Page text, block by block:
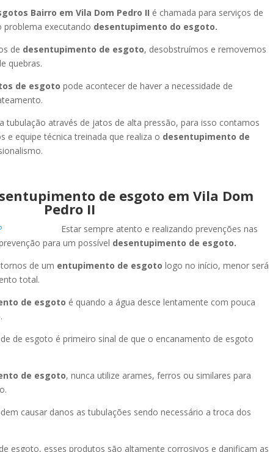
Bairro em Vila Dom Pedro II é chamada para serviços de
executando desentupimento do esgoto.
de desentupimento de esgoto, desobstruímos e removemos
quebras.
de esgoto pode acontecer de haver a necessidade de
tubulação através de jatos de alta pressão, para isso contamos
e equipe técnica treinada que realiza o desentupimento de
de esgoto em Vila Dom
Pedro II
Estar sempre atento e realizando prevenções nas
para um possível desentupimento de esgoto.
de um entupimento de esgoto logo no início, menor será
total.
de esgoto é quando a água desce lentamente com pouca
de esgoto é primeiro sinal de que o encanamento de esgoto
de esgoto, nunca utilize arames, ferros ou similares para
causar danos as tubulações sendo necessário a troca dos
esgoto, esses produtos são altamente corrosivos e danificam as